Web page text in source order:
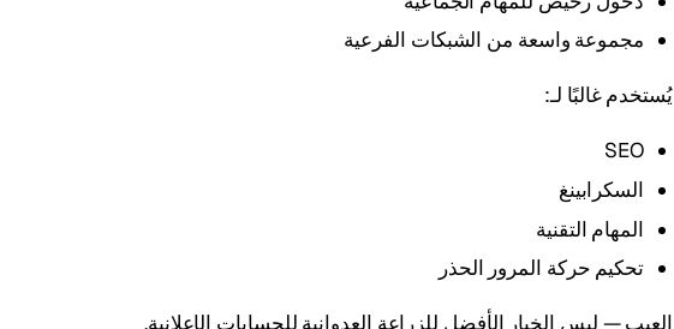
مجموعة واسعة من الشبكات الفرعية
يُستخدم غالبًا لـ:
SEO
السكرابينغ
المهام التقنية
تحكيم حركة المرور الحذر
العيب — ليس الخيار الأفضل للزراعة العدوانية للحسابات الإعلانية.